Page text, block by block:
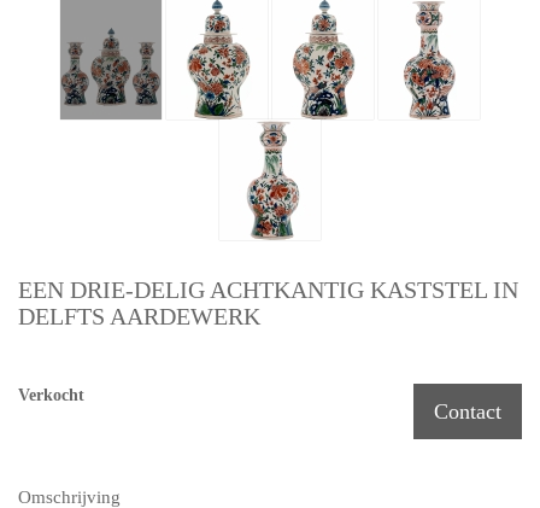
EEN DRIE-DELIG ACHTKANTIG KASTSTEL IN
DELFTS AARDEWERK
Verkocht
Contact
Omschrijving